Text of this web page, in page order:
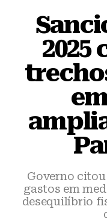
2025
Governo
gastos em
desequilíbrio